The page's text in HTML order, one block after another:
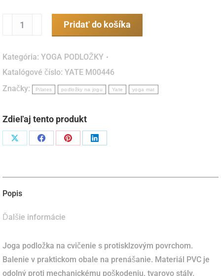
množstvo
Yoga
ružová
173
x
x
0,4
cm
Pridať do košíka
Kategória: YOGA PODLOŽKY
Katalógové číslo: YATE M00446
Značky:
Pilates podložky na jogu Yate yoga mat
Zdieľaj tento produkt
Podiel Podiel Podiel Podiel
Popis
Ďalšie informácie
Joga podložka na cvičenie s protisklzovým povrchom.
Balenie v praktickom obale na prenášanie. Materiál PVC je
odolný proti mechanickému poškodeniu, tvarovo stály.